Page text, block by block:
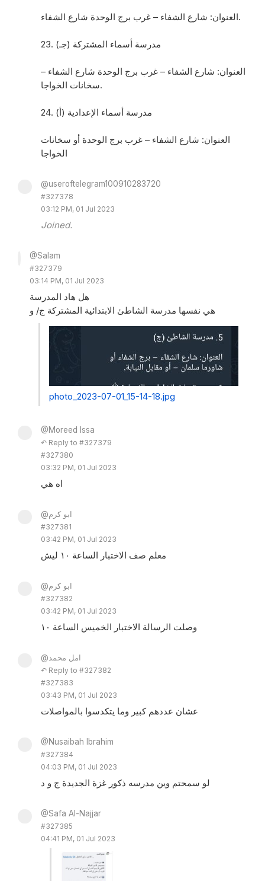
العنوان: شارع الشفاء – غرب برج الوحدة شارع الشفاء.
23. مدرسة أسماء المشتركة (جـ)
العنوان: شارع الشفاء – غرب برج الوحدة شارع الشفاء –
سخانات الخواجا.
24. مدرسة أسماء الإعدادية (أ)
العنوان: شارع الشفاء – غرب برج الوحدة أو سخانات
الخواجا
@useroftelegram100910283720
#327378
03:12 PM, 01 Jul 2023
Joined.
@Salam
#327379
03:14 PM, 01 Jul 2023
هل هاد المدرسة
هي نفسها مدرسة الشاطئ الابتدائية المشتركة ج/ و
photo_2023-07-01_15-14-18.jpg
@Moreed Issa
↶ Reply to #327379
#327380
03:32 PM, 01 Jul 2023
اه هي
@ابو كرم
#327381
03:42 PM, 01 Jul 2023
معلم صف الاختبار الساعة ١٠ ليش
@ابو كرم
#327382
03:42 PM, 01 Jul 2023
وصلت الرسالة الاختبار الخميس الساعة ١٠
@امل محمد
↶ Reply to #327382
#327383
03:43 PM, 01 Jul 2023
عشان عددهم كبير وما يتكدسوا بالمواصلات
@Nusaibah Ibrahim
#327384
04:03 PM, 01 Jul 2023
لو سمحتم وين مدرسه ذكور غزة الجديدة ج و د
@Safa Al-Najjar
#327385
04:41 PM, 01 Jul 2023